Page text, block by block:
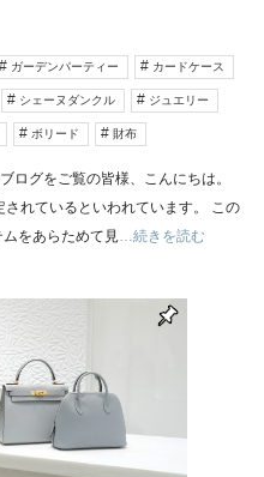
ガーデンパーティー カードケース
シェーヌダンクル ジュエリー
ボリード 財布
ログをご覧の皆様、こんにちは。
れているといわれています。 この
をあらためて見…続きを読む